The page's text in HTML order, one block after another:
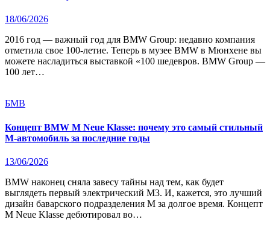
18/06/2026
2016 год — важный год для BMW Group: недавно компания
отметила свое 100-летие. Теперь в музее BMW в Мюнхене вы
можете насладиться выставкой «100 шедевров. BMW Group —
100 лет…
БМВ
Концепт BMW M Neue Klasse: почему это самый стильный
M-автомобиль за последние годы
13/06/2026
BMW наконец сняла завесу тайны над тем, как будет
выглядеть первый электрический M3. И, кажется, это лучший
дизайн баварского подразделения M за долгое время. Концепт
M Neue Klasse дебютировал во…